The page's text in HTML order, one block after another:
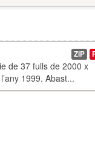
de 37 fulls de 2000 x
1999. Abast...
ZIP